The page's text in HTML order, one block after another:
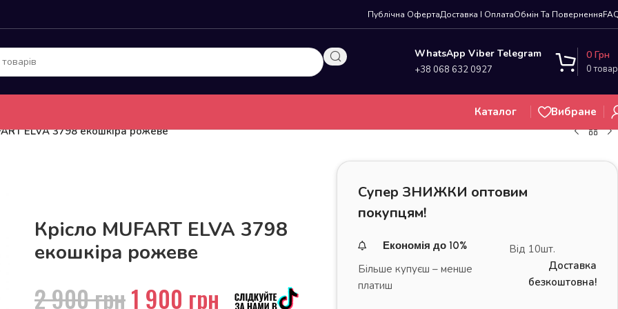
Публічна ОфертаДоставка І ОплатаОбмін Та Повернення
WhatsApp Viber Telegram
+38 068 632 0927 0
0 Грн
Каталог
Вибране
ELVA 3798 екошкіра рожеве
Крісло MUFART ELVA 3798
екошкіра рожеве
2 900грн1 900 грн
Супер ЗНИЖКИ оптовим
покупцям!
Економія до 10%
Більше купуєш – менше
платиш
Від 10шт.
Доставка
безкоштовна!